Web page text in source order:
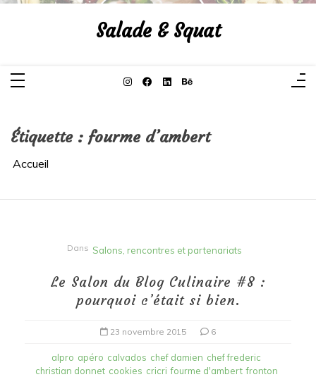
Aller
Salade & Squat
Étiquette : fourme d’ambert
Accueil
Dans Salons, rencontres et partenariats
Le Salon du Blog Culinaire #8 :
pourquoi c’était si bien.
23 novembre 2015 6
alpro apéro calvados chef damien chef frederic
christian donnet cookies cricri fourme d'ambert fronton